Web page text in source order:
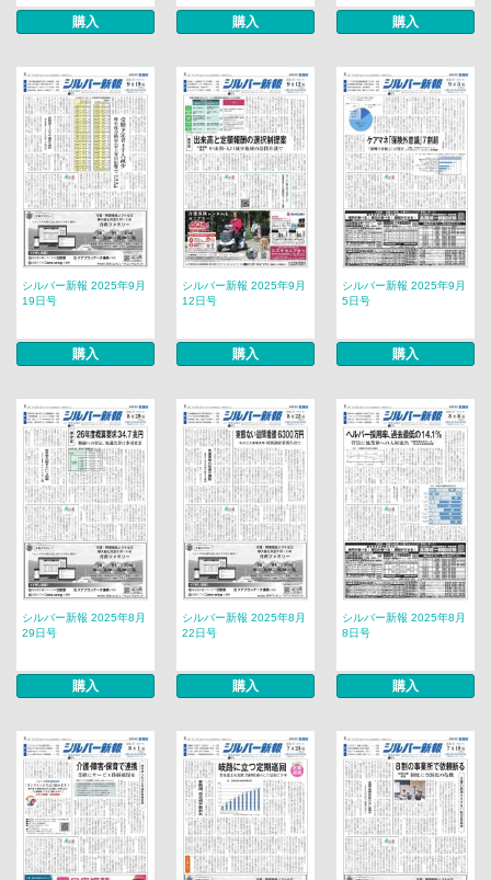
購入 購入 購入
シルバー新報 2025年9月
19日号
購入
シルバー新報 2025年9月
12日号
購入
シルバー新報 2025年9月
5日号
購入
シルバー新報 2025年8月
29日号
購入
シルバー新報 2025年8月
22日号
購入
シルバー新報 2025年8月
8日号
購入